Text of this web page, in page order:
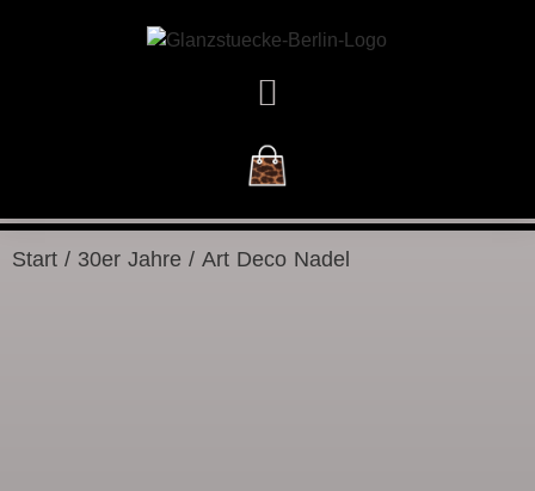
Start / 30er Jahre / Art Deco Nadel